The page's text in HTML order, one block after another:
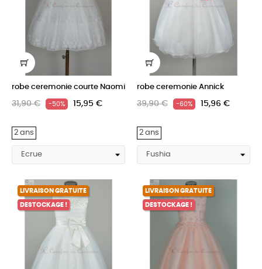
robe ceremonie courte Naomi
31,90 € -50% 15,95 €
2 ans
robe ceremonie Annick
39,90 € -60% 15,96 €
2 ans
LIVRAISON GRATUITE
DESTOCKAGE !
LIVRAISON GRATUITE
DESTOCKAGE !